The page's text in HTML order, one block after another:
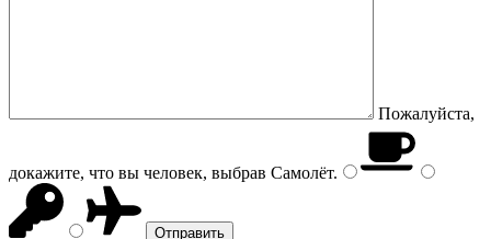
Пожалуйста,
докажите, что вы человек, выбрав Самолёт.